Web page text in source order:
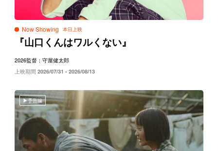
Now Showing
『山口くんはワルくない』
2026監督：守屋健太郎
上映期間 2026/07/31 - 2026/08/13
予告編